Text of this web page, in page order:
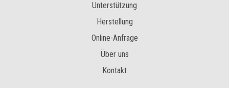
Unterstützung
Herstellung
Online-Anfrage
Über uns
Kontakt